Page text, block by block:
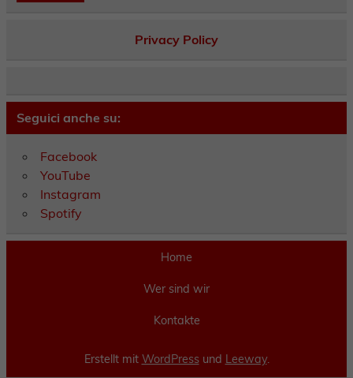
Privacy Policy
Seguici anche su:
Facebook
YouTube
Instagram
Spotify
Home
Wer sind wir
Kontakte
Erstellt mit WordPressund Leeway.